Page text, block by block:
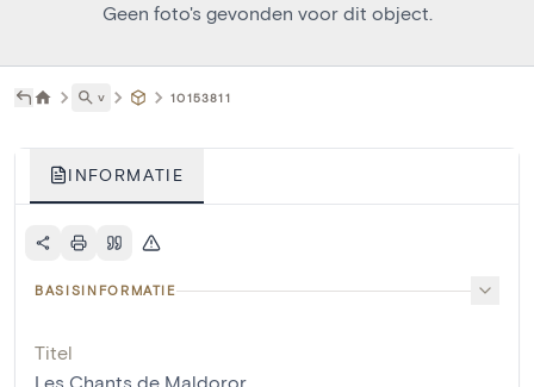
Geen foto's gevonden voor dit object.
˅ 10153811
INFORMATIE
BASISINFORMATIE
Titel
Les Chants de Maldoror